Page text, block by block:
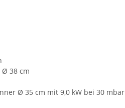
Ø 38 cm
Ø 35 cm mit 9,0 kW bei 30 mbar